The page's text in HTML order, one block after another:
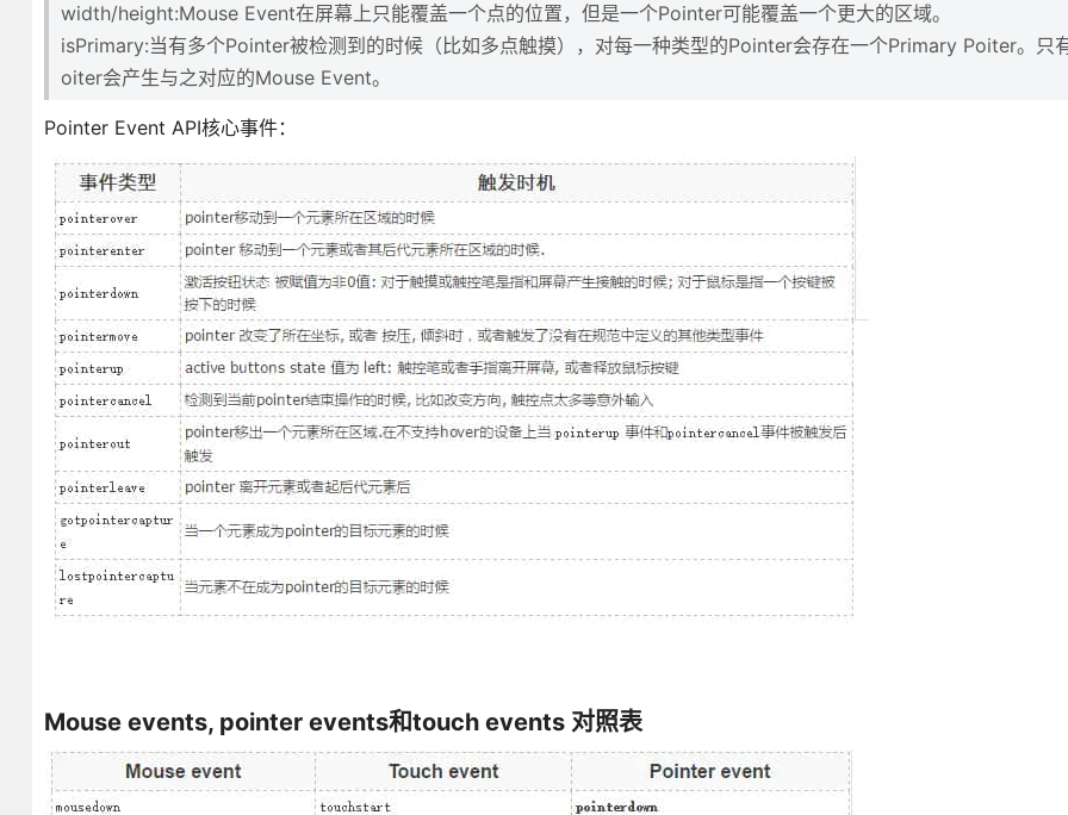
width/height:Mouse Event在屏幕上只能覆盖一个点的位置，但是一个Pointer可能覆盖一个更大的区域。
isPrimary:当有多个Pointer被检测到的时候（比如多点触摸），对每一种类型的Pointer会存在一个Primary Poiter。只
oiter会产生与之对应的Mouse Event。
Pointer Event API核心事件：
Mouse events, pointer events和touch events 对照表